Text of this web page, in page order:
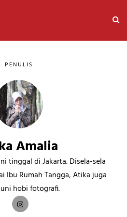
PENULIS
Amalia
tinggal di Jakarta. Disela-sela
Ibu Rumah Tangga, Atika juga
hobi fotografi.